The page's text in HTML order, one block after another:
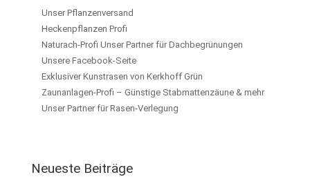
Unser Pflanzenversand
Heckenpflanzen Profi
Naturach-Profi Unser Partner für Dachbegrünungen
Unsere Facebook-Seite
Exklusiver Kunstrasen von Kerkhoff Grün
Zaunanlagen-Profi – Günstige Stabmattenzäune & mehr
Unser Partner für Rasen-Verlegung
Neueste Beiträge